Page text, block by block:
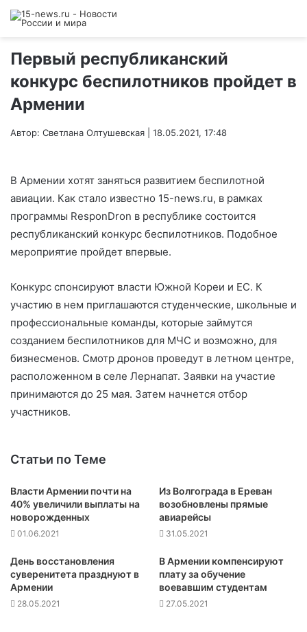
Первый республиканский
конкурс беспилотников пройдет в
Армении
Автор: Светлана Олтушевская | 18.05.2021, 17:48
В Армении хотят заняться развитием беспилотной
авиации. Как стало известно 15-news.ru, в рамках
программы ResponDron в республике состоится
республиканский конкурс беспилотников. Подобное
мероприятие пройдет впервые.
Конкурс спонсируют власти Южной Кореи и ЕС. К
участию в нем приглашаются студенческие, школьные и
профессиональные команды, которые займутся
созданием беспилотников для МЧС и возможно, для
бизнесменов. Смотр дронов проведут в летном центре,
расположенном в селе Лернапат. Заявки на участие
принимаются до 25 мая. Затем начнется отбор
участников.
Статьи по Теме
Власти Армении почти на
40% увеличили выплаты на
новорожденных
01.06.2021
Из Волгограда в Ереван
возобновлены прямые
авиарейсы
31.05.2021
День восстановления
суверенитета празднуют в
Армении
28.05.2021
В Армении компенсируют
плату за обучение
воевавшим студентам
27.05.2021